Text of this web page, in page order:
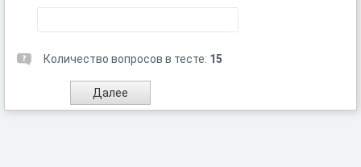
Количество вопросов в тесте: 15